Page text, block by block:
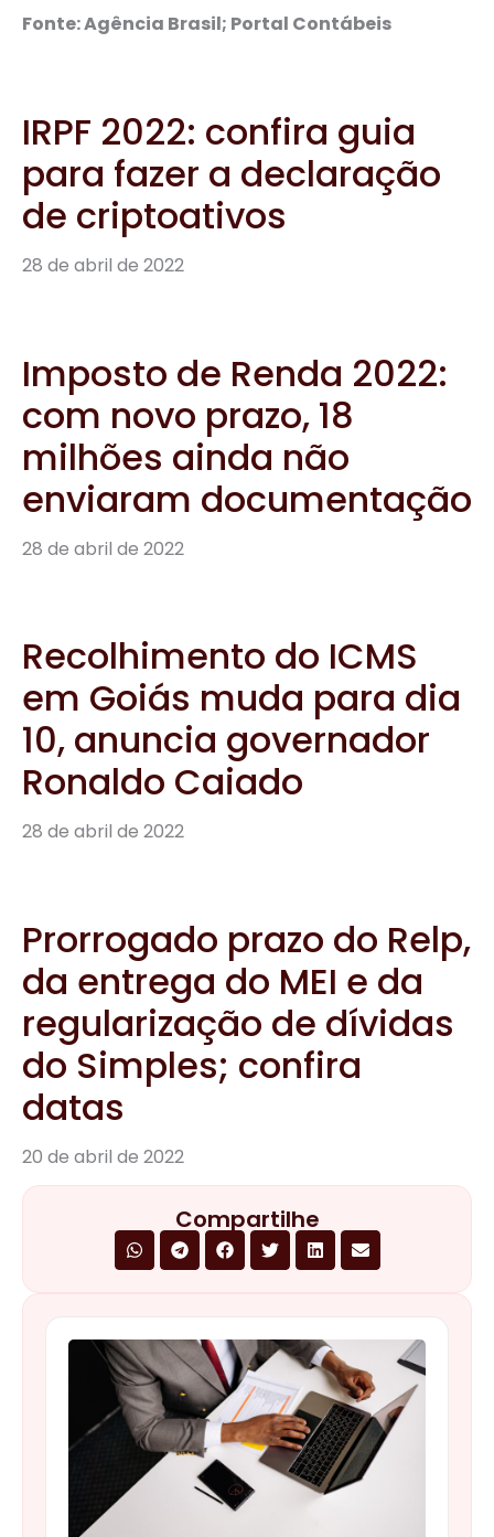
Fonte: Agência Brasil; Portal Contábeis
IRPF 2022: confira guia
para fazer a declaração
de criptoativos
28 de abril de 2022
Imposto de Renda 2022:
com novo prazo, 18
milhões ainda não
enviaram documentação
28 de abril de 2022
Recolhimento do ICMS
em Goiás muda para dia
10, anuncia governador
Ronaldo Caiado
28 de abril de 2022
Prorrogado prazo do Relp,
da entrega do MEI e da
regularização de dívidas
do Simples; confira
datas
20 de abril de 2022
Compartilhe